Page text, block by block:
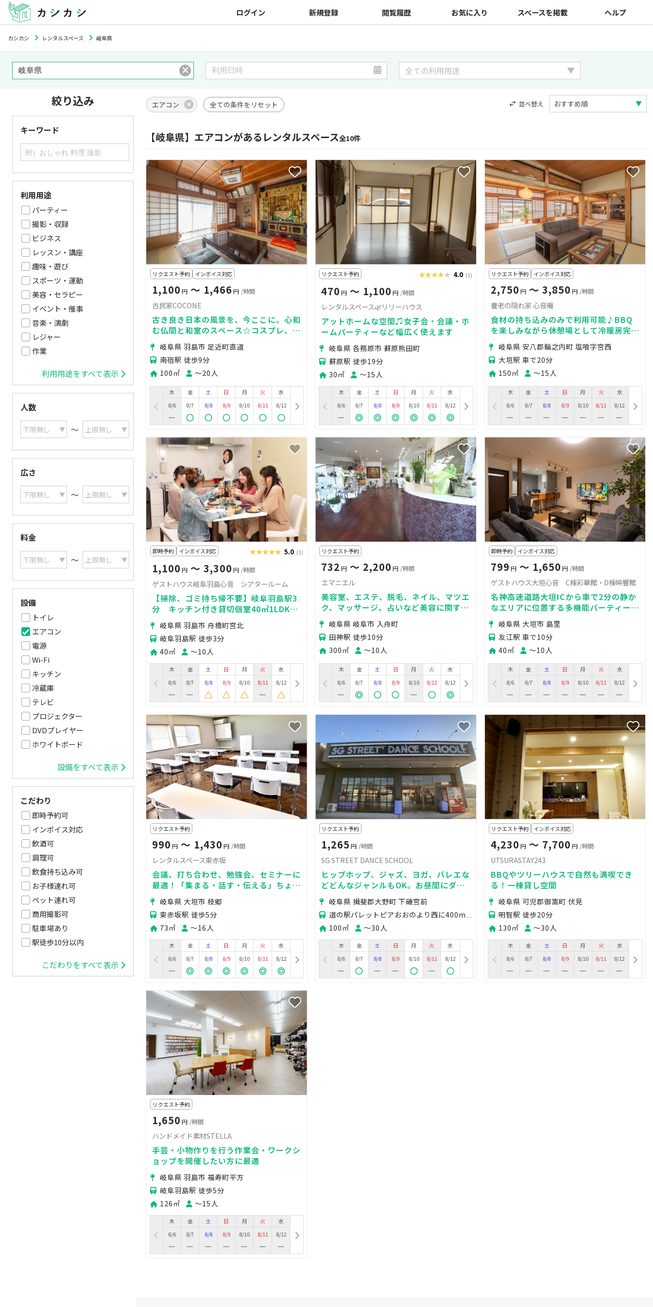
ログイン 新規登録 閲覧履歴 お気に入り スペースを掲載 ヘルプ
カシカシ レンタルスペース 岐阜県
絞り込み
キーワード
利用用途
パーティー
撮影・収録
ビジネス
レッスン・講座
趣味・遊び
スポーツ・運動
美容・セラピー
イベント・催事
音楽・演劇
レジャー
作業
利用用途をすべて表示
人数
〜
広さ
〜
料金
〜
設備
テレビ
キッチン
プロジェクター
ホワイトボード
DVDプレイヤー
トイレ
冷蔵庫
エアコン
電源
Wi-Fi
設備をすべて表示
こだわり
即時予約可
インボイス対応
駅徒歩10分以内
飲酒可
調理可
飲食持ち込み可
お子様連れ可
ペット連れ可
商用撮影可
駐車場あり
こだわりをすべて表示
エアコン 全ての条件をリセット 並べ替え
【岐阜県】エアコンがあるレンタルスペース全10件
リクエスト予約 インボイス対応
1,100 円 〜 1,466 円 /時間
古民家COCONE
古き良き日本の風景を、今ここに。心和
む仏間と和室のスペース☆コスプレ、モ
デル撮影やTVロケ撮影、様々なパーテ
ィーイベントなどに♪
岐阜県 羽島市 足近町直道
南宿駅 徒歩9分
100㎡
〜20人
木
8/6
金
8/7
土
8/8
日
8/9
月
8/10
火
8/11
水
8/12
リクエスト予約 ★★★★★
★★★★★ 4.0 (1)
470 円 〜 1,100 円 /時間
レンタルスペース🌿リリーハウス
アットホームな空間♫女子会・会議・ホ
ームパーティーなど幅広く使えます
岐阜県 各務原市 蘇原熊田町
蘇原駅 徒歩19分
30㎡
〜15人
木
8/6
金
8/7
土
8/8
日
8/9
月
8/10
火
8/11
水
8/12
リクエスト予約 インボイス対応
2,750 円〜 3,850 円 /時間
養老の隠れ家 心音庵
食材の持ち込みのみで利用可能♪BBQ
を楽しみながら休憩場として冷暖房完備
の古民家を自宅のような感覚でお楽しみ
いただけます。
岐阜県 安八郡輪之内町 塩喰字宮西
大垣駅 車で20分
150㎡
〜15人
木
8/6
金
8/7
土
8/8
日
8/9
月
8/10
火
8/11
水
8/12
即時予約 インボイス対応 ★★★★★
★★★★★ 5.0 (1)
1,100 円 〜 3,300 円 /時間
ゲストハウス岐阜羽島心音 シアタールーム
【掃除、ゴミ持ち帰不要】岐阜羽島駅3
分 キッチン付き貸切個室40㎡1LDKシ
アタールーム
岐阜県 羽島市 舟橋町宮北
岐阜羽島駅 徒歩3分
40㎡
〜10人
木
8/6
金
8/7
土
8/8
日
8/9
月
8/10
火
8/11
水
8/12
リクエスト予約
732 円 〜 2,200 円 /時間
エマニエル
美容室、エステ、脱毛、ネイル、マツエ
ク、マッサージ、占いなど美容に関する
サービスを行えるスペースです。名鉄田
神駅徒歩約10分
岐阜県 岐阜市 入舟町
田神駅 徒歩10分
300㎡
〜10人
木
8/6
金
8/7
土
8/8
日
8/9
月
8/10
火
8/11
水
8/12
即時予約 インボイス対応
799 円〜 1,650 円 /時間
ゲストハウス大垣心音 C棟彩華館・D棟映響館
名神高速道路大垣ICから車で2分の静か
なエリアに位置する多機能パーティール
ーム！特別な時間を過ごすのにぴった
り。岐阜県 大垣市 島里
友江駅 車で10分
40㎡
〜10人
木
8/6
金
8/7
土
8/8
日
8/9
月
8/10
火
8/11
水
8/12
リクエスト予約
990 円 〜 1,430 円 /時間
レンタルスペース東赤坂
会議、打ち合わせ、勉強会、セミナーに
最適！「集まる・話す・伝える」ちょう
どいい空間
岐阜県 大垣市 枝郷
東赤坂駅 徒歩5分
73㎡
〜16人
木
8/6
金
8/7
土
8/8
日
8/9
月
8/10
火
8/11
水
8/12
リクエスト予約
1,265 円 /時間
SG STREET DANCE SCHOOL
ヒップホップ、ジャズ、ヨガ、バレエな
どどんなジャンルもOK。お昼間にダン
スやヨガなどレッスンを開講したい方に
是非！
岐阜県 揖斐郡大野町 下磯宮前
100㎡ 〜30人
木
8/6
金
8/7
土
8/8
日
8/9
月
8/10
火
8/11
水
8/12
リクエスト予約 インボイス対応
4,230 円〜 7,700 円 /時間
UTSURASTAY243
BBQやツリーハウスで自然も満喫でき
る！一棟貸し空間
岐阜県 可児郡御嵩町 伏見
明智駅 徒歩20分
130㎡
〜30人
木
8/6
金
8/7
土
8/8
日
8/9
月
8/10
火
8/11
水
8/12
リクエスト予約
1,650 円 /時間
ハンドメイド素材STELLA
手芸・小物作りを行う作業会・ワークシ
ョップを開催したい方に最適
岐阜県 羽島市 福寿町平方
岐阜羽島駅 徒歩5分
126㎡
〜15人
木
8/6
金
8/7
土
8/8
日
8/9
月
8/10
火
8/11
水
8/12